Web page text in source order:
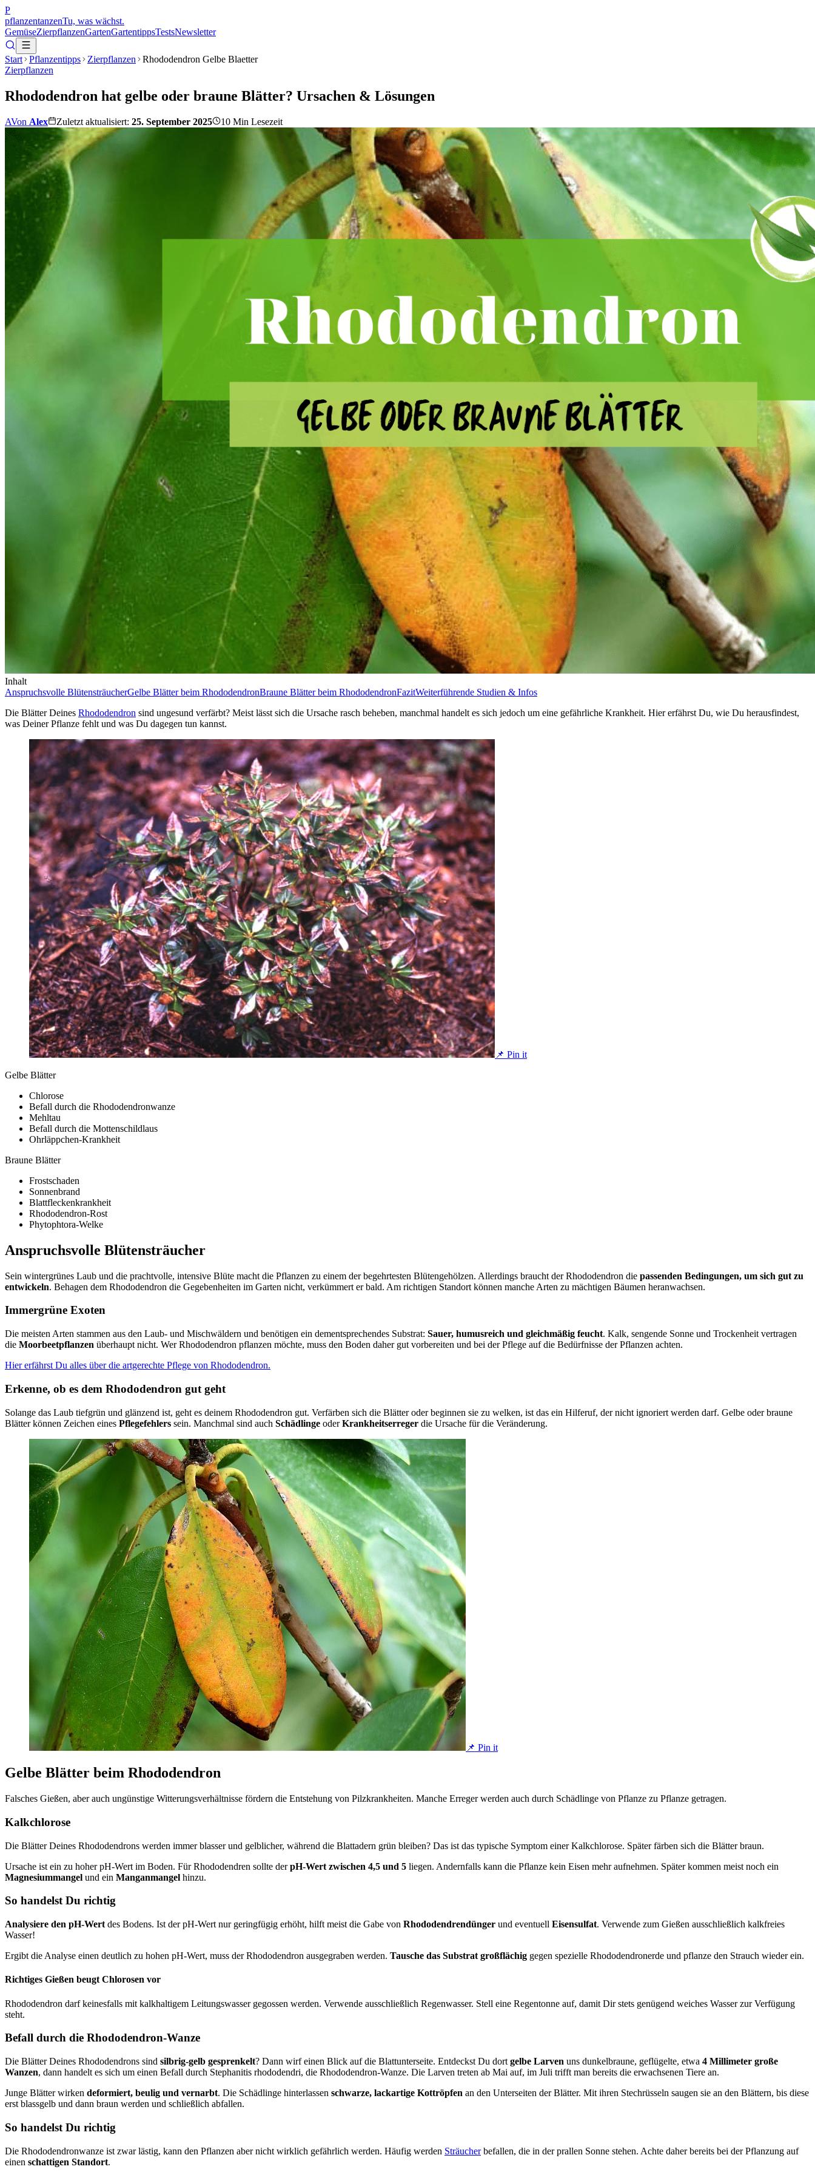
P
pflanzentanzenTu, was wächst.
GemüseZierpflanzenGartenGartentippsTestsNewsletter
Start Pflanzentipps Zierpflanzen
Rhododendron Gelbe Blaetter
Zierpflanzen
Rhododendron hat gelbe oder braune Blätter? Ursachen & Lösungen
AVon Alex Zuletzt aktualisiert: 25. September 2025 10 Min Lesezeit
Inhalt
Anspruchsvolle BlütensträucherGelbe Blätter beim RhododendronBraune Blätter beim RhododendronFazitWeiterführende Studien & Infos
Die Blätter Deines Rhododendron sind ungesund verfärbt? Meist lässt sich die Ursache rasch beheben, manchmal handelt es sich jedoch um eine gefährliche Krankheit. Hier erfährst Du, wie Du herausfindest,
was Deiner Pflanze fehlt und was Du dagegen tun kannst.
📌 Pin it
Gelbe Blätter
Chlorose
Befall durch die Rhododendronwanze
Mehltau
Befall durch die Mottenschildlaus
Ohrläppchen-Krankheit
Braune Blätter
Frostschaden
Sonnenbrand
Blattfleckenkrankheit
Rhododendron-Rost
Phytophtora-Welke
Anspruchsvolle Blütensträucher
Sein wintergrünes Laub und die prachtvolle, intensive Blüte macht die Pflanzen zu einem der begehrtesten Blütengehölzen. Allerdings braucht der Rhododendron die passenden Bedingungen, um sich gut zu
entwickeln. Behagen dem Rhododendron die Gegebenheiten im Garten nicht, verkümmert er bald. Am richtigen Standort können manche Arten zu mächtigen Bäumen heranwachsen.
Immergrüne Exoten
Die meisten Arten stammen aus den Laub- und Mischwäldern und benötigen ein dementsprechendes Substrat: Sauer, humusreich und gleichmäßig feucht. Kalk, sengende Sonne und Trockenheit vertragen
die Moorbeetpflanzen überhaupt nicht. Wer Rhododendron pflanzen möchte, muss den Boden daher gut vorbereiten und bei der Pflege auf die Bedürfnisse der Pflanzen achten.
Hier erfährst Du alles über die artgerechte Pflege von Rhododendron.
Erkenne, ob es dem Rhododendron gut geht
Solange das Laub tiefgrün und glänzend ist, geht es deinem Rhododendron gut. Verfärben sich die Blätter oder beginnen sie zu welken, ist das ein Hilferuf, der nicht ignoriert werden darf. Gelbe oder braune
Blätter können Zeichen eines Pflegefehlers sein. Manchmal sind auch Schädlinge oderKrankheitserreger die Ursache für die Veränderung.
📌 Pin it
Gelbe Blätter beim Rhododendron
Falsches Gießen, aber auch ungünstige Witterungsverhältnisse fördern die Entstehung von Pilzkrankheiten. Manche Erreger werden auch durch Schädlinge von Pflanze zu Pflanze getragen.
Kalkchlorose
Die Blätter Deines Rhododendrons werden immer blasser und gelblicher, während die Blattadern grün bleiben? Das ist das typische Symptom einer Kalkchlorose. Später färben sich die Blätter braun.
Ursache ist ein zu hoher pH-Wert im Boden. Für Rhododendren sollte derpH-Wert zwischen 4,5 und 5 liegen. Andernfalls kann die Pflanze kein Eisen mehr aufnehmen. Später kommen meist noch ein
Magnesiummangel und ein Manganmangel hinzu.
So handelst Du richtig
Analysiere den pH-Wert des Bodens. Ist der pH-Wert nur geringfügig erhöht, hilft meist die Gabe von Rhododendrendünger und eventuell Eisensulfat. Verwende zum Gießen ausschließlich kalkfreies
Wasser!
Ergibt die Analyse einen deutlich zu hohen pH-Wert, muss der Rhododendron ausgegraben werden. Tausche das Substrat großflächig gegen spezielle Rhododendronerde und pflanze den Strauch wieder ein.
Richtiges Gießen beugt Chlorosen vor
Rhododendron darf keinesfalls mit kalkhaltigem Leitungswasser gegossen werden. Verwende ausschließlich Regenwasser. Stell eine Regentonne auf, damit Dir stets genügend weiches Wasser zur Verfügung
steht.
Befall durch die Rhododendron-Wanze
Die Blätter Deines Rhododendrons sind silbrig-gelb gesprenkelt? Dann wirf einen Blick auf die Blattunterseite. Entdeckst Du dort gelbe Larven uns dunkelbraune, geflügelte, etwa 4 Millimeter große
Wanzen, dann handelt es sich um einen Befall durch Stephanitis rhododendri, die Rhododendron-Wanze. Die Larven treten ab Mai auf, im Juli trifft man bereits die erwachsenen Tiere an.
Junge Blätter wirken deformiert, beulig und vernarbt. Die Schädlinge hinterlassen schwarze, lackartige Kottröpfen an den Unterseiten der Blätter. Mit ihren Stechrüsseln saugen sie an den Blättern, bis diese
erst blassgelb und dann braun werden und schließlich abfallen.
So handelst Du richtig
Die Rhododendronwanze ist zwar lästig, kann den Pflanzen aber nicht wirklich gefährlich werden. Häufig werden Sträucherbefallen, die in der prallen Sonne stehen. Achte daher bereits bei der Pflanzung auf
einen schattigen Standort.